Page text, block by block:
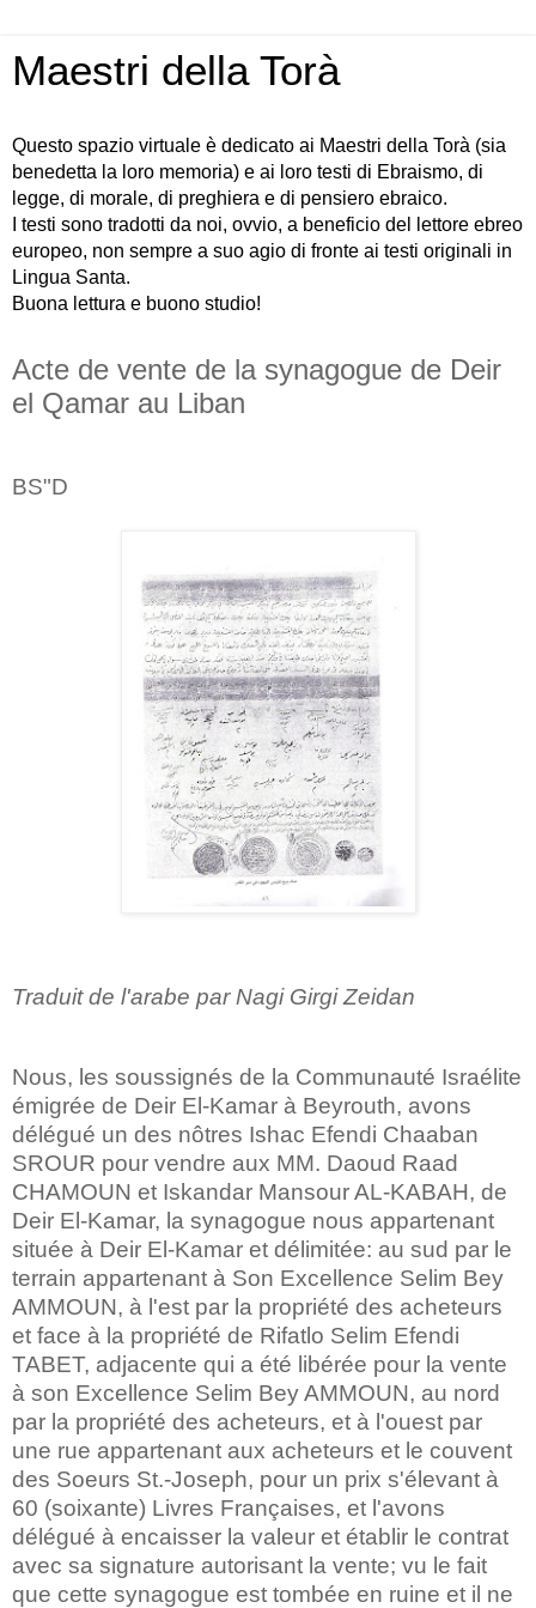
Maestri della Torà
Questo spazio virtuale è dedicato ai Maestri della Torà (sia
benedetta la loro memoria) e ai loro testi di Ebraismo, di
legge, di morale, di preghiera e di pensiero ebraico.
I testi sono tradotti da noi, ovvio, a beneficio del lettore ebreo
europeo, non sempre a suo agio di fronte ai testi originali in
Lingua Santa.
Buona lettura e buono studio!
Acte de vente de la synagogue de Deir
el Qamar au Liban
BS"D
Traduit de l'arabe par Nagi Girgi Zeidan
Nous, les soussignés de la Communauté Israélite
émigrée de Deir El-Kamar à Beyrouth, avons
délégué un des nôtres Ishac Efendi Chaaban
SROUR pour vendre aux MM. Daoud Raad
CHAMOUN et Iskandar Mansour AL-KABAH, de
Deir El-Kamar, la synagogue nous appartenant
située à Deir El-Kamar et délimitée: au sud par le
terrain appartenant à Son Excellence Selim Bey
AMMOUN, à l'est par la propriété des acheteurs
et face à la propriété de Rifatlo Selim Efendi
TABET, adjacente qui a été libérée pour la vente
à son Excellence Selim Bey AMMOUN, au nord
par la propriété des acheteurs, et à l'ouest par
une rue appartenant aux acheteurs et le couvent
des Soeurs St.-Joseph, pour un prix s'élevant à
60 (soixante) Livres Françaises, et l'avons
délégué à encaisser la valeur et établir le contrat
avec sa signature autorisant la vente; vu le fait
que cette synagogue est tombée en ruine et il ne